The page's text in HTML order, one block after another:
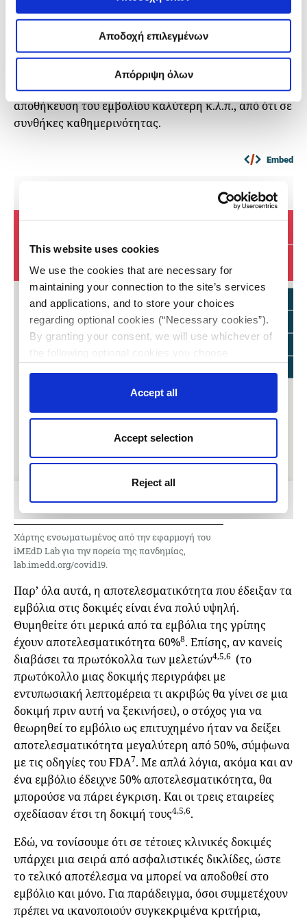
Αποδοχή επιλεγμένων
Απόρριψη όλων
για τον γενικό πληθυσμό. Περιμένουμε, λοιπόν, ότι το
«effectiveness» θα είναι μικρότερο από το «efficacy».
Ο λόγος είναι ότι, σε μια κλινική δοκιμή, οι συνθήκες
είναι ιδανικές: οι συμμετέχοντες γενικά έχουν
καλύτερη κατάσταση υγείας, οι νοσηλευτές που
χορηγούν το εμβόλιο είναι πιο εξειδικευμένοι, η
αποθήκευση του εμβολίου καλύτερη κ.λ.π., από ότι σε
συνθήκες καθημερινότητας.
Embed
Χάρτης ενσωματωμένος από την εφαρμογή του
iMEdD Lab για την πορεία της πανδημίας,
lab.imedd.org/covid19.
Παρ’ όλα αυτά, η αποτελεσματικότητα που έδειξαν τα
εμβόλια στις δοκιμές είναι ένα πολύ υψηλή.
Θυμηθείτε ότι μερικά από τα εμβόλια της γρίπης
έχουν αποτελεσματικότητα 60%8. Επίσης, αν κανείς
διαβάσει τα πρωτόκολλα των μελετών4,5,6 (το
πρωτόκολλο μιας δοκιμής περιγράφει με
εντυπωσιακή λεπτομέρεια τι ακριβώς θα γίνει σε μια
δοκιμή πριν αυτή να ξεκινήσει), ο στόχος για να
θεωρηθεί το εμβόλιο ως επιτυχημένο ήταν να δείξει
αποτελεσματικότητα μεγαλύτερη από 50%, σύμφωνα
με τις οδηγίες του FDA7. Με απλά λόγια, ακόμα και αν
ένα εμβόλιο έδειχνε 50% αποτελεσματικότητα, θα
μπορούσε να πάρει έγκριση. Και οι τρεις εταιρείες
σχεδίασαν έτσι τη δοκιμή τους4,5,6.
Εδώ, να τονίσουμε ότι σε τέτοιες κλινικές δοκιμές
υπάρχει μια σειρά από ασφαλιστικές δικλίδες, ώστε
το τελικό αποτέλεσμα να μπορεί να αποδοθεί στο
εμβόλιο και μόνο. Για παράδειγμα, όσοι συμμετέχουν
πρέπει να ικανοποιούν συγκεκριμένα κριτήρια,